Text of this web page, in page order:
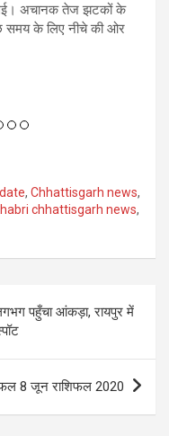
अचानक तेज झटकों के
समय के लिए नीचे की ओर
, Chhattisgarh news,
chhattisgarh news,
पहुँचा आंकड़ा, रायपुर में
8 जून राशिफल 2020